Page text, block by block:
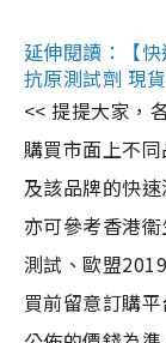
延伸閱讀：【
抗原測試劑 現
<< 提提大家，
購買市面上不
及該品牌的快
亦可參考香港
測試、歐盟
買前留意訂購